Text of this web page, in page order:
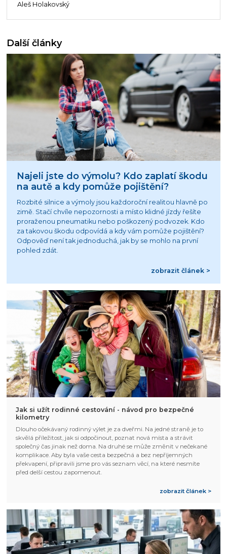
Aleš Holakovský
Další články
Najeli jste do výmolu? Kdo zaplatí škodu
na autě a kdy pomůže pojištění?
Rozbité silnice a výmoly jsou každoroční realitou hlavně po
zimě. Stačí chvíle nepozornosti a místo klidné jízdy řešíte
proraženou pneumatiku nebo poškozený podvozek. Kdo
za takovou škodu odpovídá a kdy vám pomůže pojištění?
Odpověď není tak jednoduchá, jak by se mohlo na první
pohled zdát.
zobrazit článek >
Jak si užít rodinné cestování - návod pro bezpečné
kilometry
Dlouho očekávaný rodinný výlet je za dveřmi. Na jedné straně je to
skvělá příležitost, jak si odpočinout, poznat nová místa a strávit
společný čas jinak než doma. Na druhé se může změnit v nečekané
komplikace. Aby byla vaše cesta bezpečná a bez nepříjemných
překvapení, připravili jsme pro vás seznam věcí, na které nesmíte
před delší cestou zapomenout.
zobrazit článek >